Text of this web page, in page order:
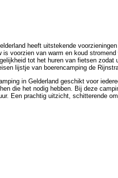
heeft uitstekende
is voorzien van warm en koud
tot het huren van fietsen
lijstje van boerencamping de
in Gelderland geschikt voor
die het nodig hebben. Bij deze
Een prachtig uitzicht, schitterende